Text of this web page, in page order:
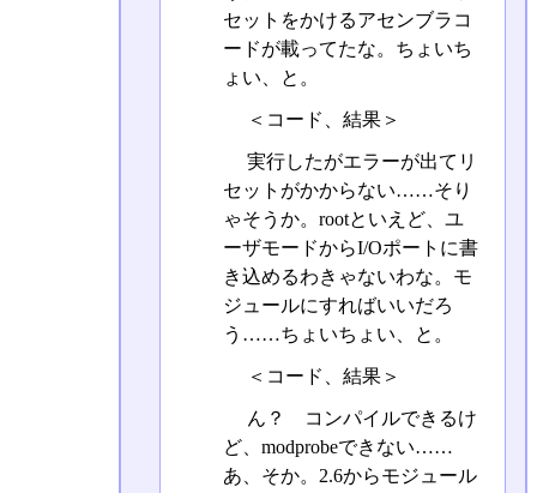
セットをかけるアセンブラコ
ードが載ってたな。ちょいち
ょい、と。
＜コード、結果＞
実行したがエラーが出てリ
セットがかからない……そり
ゃそうか。rootといえど、ユ
ーザモードからI/Oポートに書
き込めるわきゃないわな。モ
ジュールにすればいいだろ
う……ちょいちょい、と。
＜コード、結果＞
ん？ コンパイルできるけ
ど、modprobeできない……
あ、そか。2.6からモジュール